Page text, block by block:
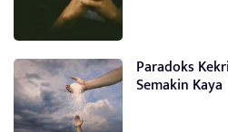
Paradoks
Semakin Kaya